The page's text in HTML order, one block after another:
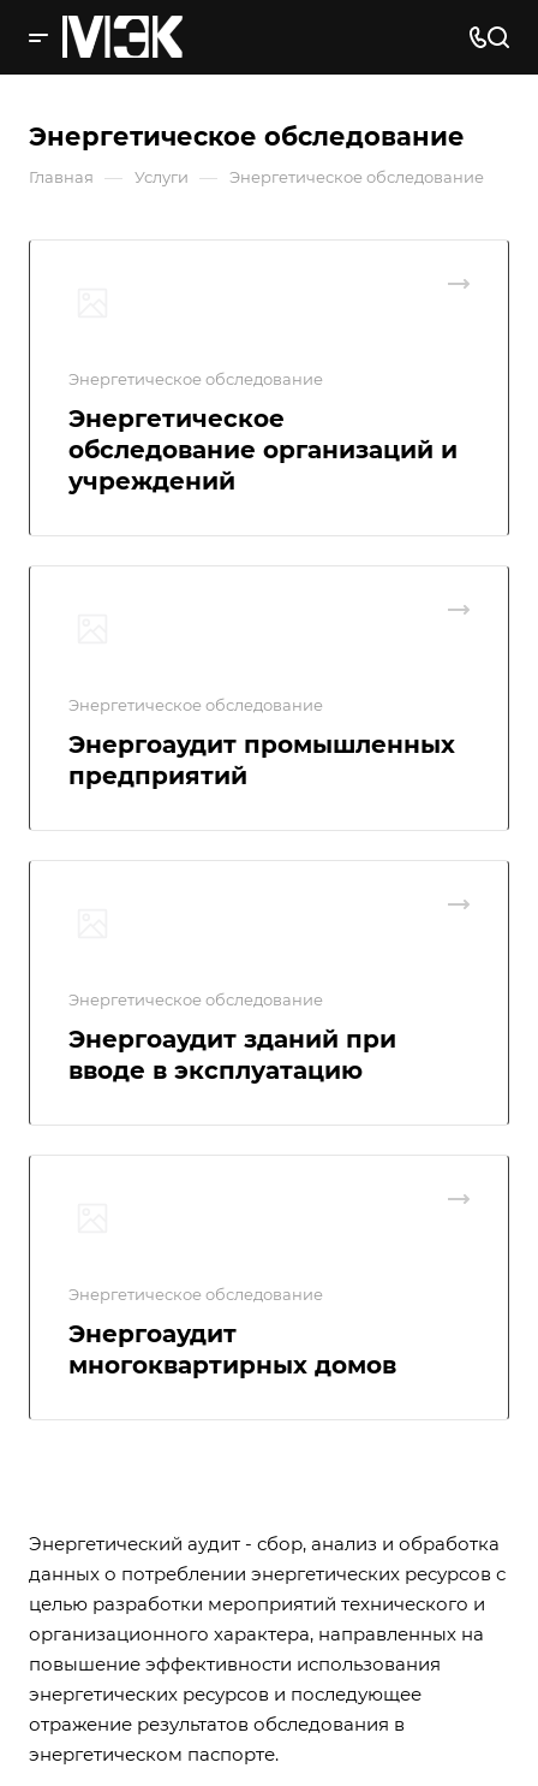
Энергетическое обследование
Главная — Услуги — Энергетическое обследование
Энергетическое обследование
Энергетическое
обследование организаций и
учреждений
Энергетическое обследование
Энергоаудит промышленных
предприятий
Энергетическое обследование
Энергоаудит зданий при
вводе в эксплуатацию
Энергетическое обследование
Энергоаудит
многоквартирных домов
Энергетический аудит - сбор, анализ и обработка
данных о потреблении энергетических ресурсов с
целью разработки мероприятий технического и
организационного характера, направленных на
повышение эффективности использования
энергетических ресурсов и последующее
отражение результатов обследования в
энергетическом паспорте.